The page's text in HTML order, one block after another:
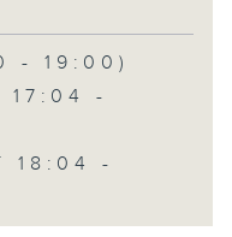
- 19:00)
17:04 -
18:04 -